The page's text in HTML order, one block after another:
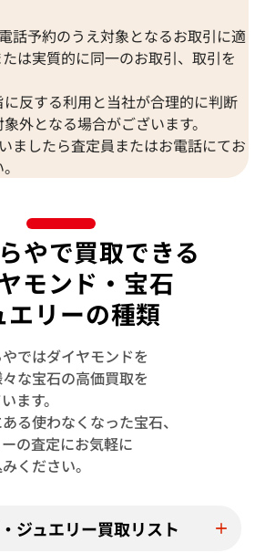
パライバトルマリ
ング 0.28・0.25ct
Pt･Pm900 パラ
モンド リング
157,000円
2026年6月11日
産パライバトルマリ
ング 0.32・0.1ct
K18WG モザン
126,000 円
2026年3月11日
話予約のうえ対象となるお取引に適
は実質的に同一のお取引、取引を
反する利用と当社が合理的に判断
外となる場合がございます。
ましたら査定員またはお電話にてお
やで買取できる
モンド・宝石
エリーの種類
ではダイヤモンドを
な宝石の高価買取を
ます。
る使わなくなった宝石、
の査定にお気軽に
ください。
ジュエリー買取リスト